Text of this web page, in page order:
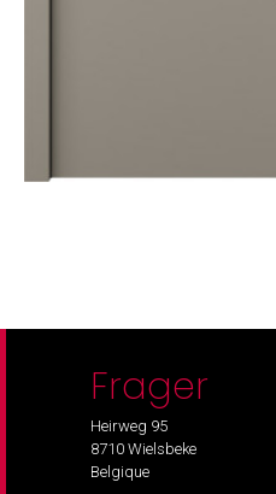
Frager
Heirweg 95
8710 Wielsbeke
Belgique